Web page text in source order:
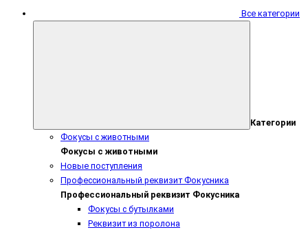
Все категории
Категории
Фокусы с животными
Фокусы с животными
Новые поступления
Профессиональный реквизит Фокусника
Профессиональный реквизит Фокусника
Фокусы с бутылками
Реквизит из поролона